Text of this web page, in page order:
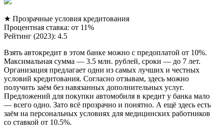
★ Прозрачные условия кредитования
Процентная ставка: от 11%
Рейтинг (2023): 4.5
Взять автокредит в этом банке можно с предоплатой от 10%.
Максимальная сумма — 3.5 млн. рублей, сроки — до 7 лет.
Организация предлагает одни из самых лучших и честных
условий кредитования. Согласно отзывам, здесь можно
получить заём без навязанных дополнительных услуг.
Предложений для покупки автомобиля в кредит у банка мало
— всего одно. Зато всё прозрачно и понятно. А ещё здесь есть
заём на персональных условиях для медицинских работников
со ставкой от 10.5%.